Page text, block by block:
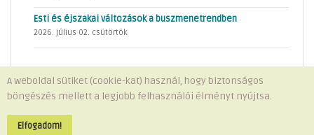
Esti és éjszakai változások a buszmenetrendben
2026. július 02. csütörtök
Minden jog fenntartva © 2026 Telki Község Önkormányzata
A weboldal sütiket (cookie-kat) használ, hogy biztonságos
böngészés mellett a legjobb felhasználói élményt nyújtsa.
Elfogadom!